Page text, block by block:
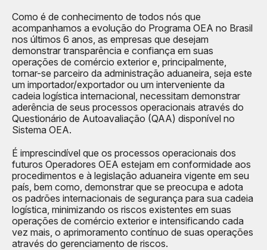
Como é de conhecimento de todos nós que
acompanhamos a evolução do Programa OEA no Brasil
nos últimos 6 anos, as empresas que desejam
demonstrar transparência e confiança em suas
operações de comércio exterior e, principalmente,
tornar-se parceiro da administração aduaneira, seja este
um importador/exportador ou um interveniente da
cadeia logística internacional, necessitam demonstrar
aderência de seus processos operacionais através do
Questionário de Autoavaliação (QAA) disponível no
Sistema OEA.
É imprescindível que os processos operacionais dos
futuros Operadores OEA estejam em conformidade aos
procedimentos e à legislação aduaneira vigente em seu
país, bem como, demonstrar que se preocupa e adota
os padrões internacionais de segurança para sua cadeia
logística, minimizando os riscos existentes em suas
operações de comércio exterior e intensificando cada
vez mais, o aprimoramento contínuo de suas operações
através do gerenciamento de riscos.